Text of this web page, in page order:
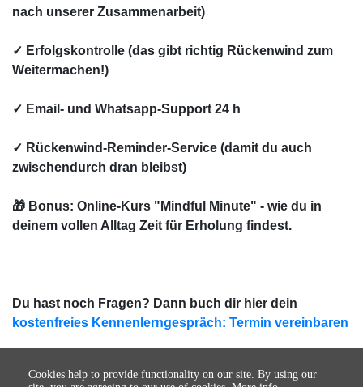
nach unserer Zusammenarbeit)
✓ Erfolgskontrolle (das gibt richtig Rückenwind zum
Weitermachen!)
✓ Email- und Whatsapp-Support 24 h
✓ Rückenwind-Reminder-Service (damit du auch
zwischendurch dran bleibst)
🎁 Bonus: Online-Kurs "Mindful Minute" - wie du in
deinem vollen Alltag Zeit für Erholung findest.
Du hast noch Fragen? Dann buch dir hier dein
kostenfreies Kennenlerngespräch: Termin vereinbaren
Cookies help to provide functionality on our site. By using our